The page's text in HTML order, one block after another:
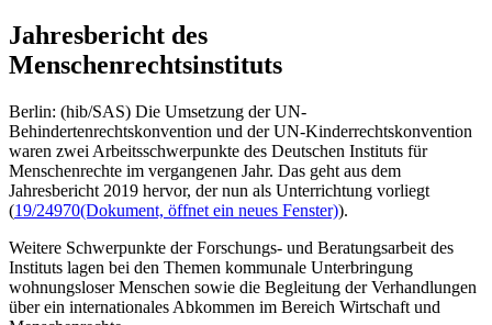
Jahresbericht des
Menschenrechtsinstituts
Berlin: (hib/SAS) Die Umsetzung der UN-
Behindertenrechtskonvention und der UN-Kinderrechtskonvention
waren zwei Arbeitsschwerpunkte des Deutschen Instituts für
Menschenrechte im vergangenen Jahr. Das geht aus dem
Jahresbericht 2019 hervor, der nun als Unterrichtung vorliegt
(19/24970(Dokument, öffnet ein neues Fenster)).
Weitere Schwerpunkte der Forschungs- und Beratungsarbeit des
Instituts lagen bei den Themen kommunale Unterbringung
wohnungsloser Menschen sowie die Begleitung der Verhandlungen
über ein internationales Abkommen im Bereich Wirtschaft und